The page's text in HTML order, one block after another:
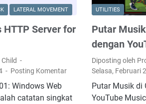
LATERAL MOVEMENT
HTTP Server for
Posting Komentar
Windows Web
catatan singkat
UTILITIES
Putar
dengan
Diposting oleh
Selasa, Februari
Putar Musik di
YouTube